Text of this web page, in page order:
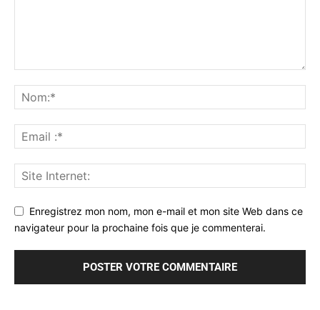
Enregistrez mon nom, mon e-mail et mon site Web dans ce
navigateur pour la prochaine fois que je commenterai.